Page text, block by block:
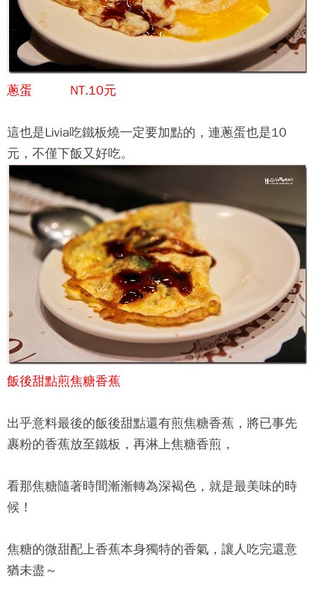
蔥蛋 NT.10元
這也是Livia吃鐵板燒一定要加點的，連蔥蛋也是10
元，不僅下飯又好吃。
飯後甜點煎焦糖香蕉
出乎意料最後的飯後甜點還有煎焦糖香蕉，將已事先
裹粉的香蕉放至鐵板，再淋上焦糖香煎，
看那焦糖隨著時間漸漸轉為深褐色，就是最美味的時
候！
焦糖的微甜配上香蕉本身獨特的香氣，讓人吃完還意
猶未盡～